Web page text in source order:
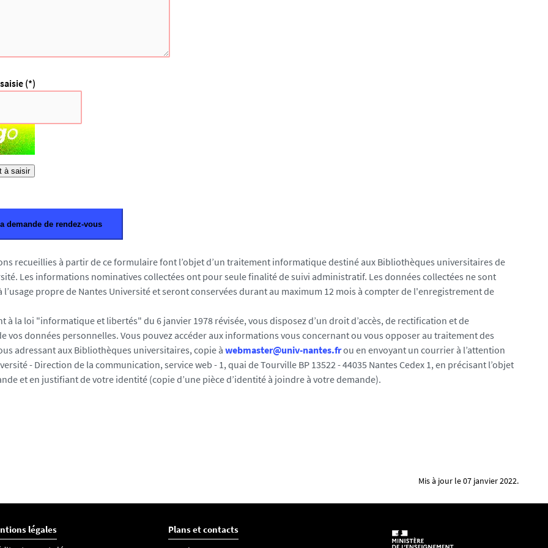
(*)
à saisir
recueillies à partir de ce formulaire font l’objet d’un traitement informatique destiné aux Bibliothèques universitaires de
Les informations nominatives collectées ont pour seule finalité de suivi administratif. Les données collectées ne sont
l’usage propre de Nantes Université et seront conservées durant au maximum 12 mois à compter de l'enregistrement de
à la loi "informatique et libertés" du 6 janvier 1978 révisée, vous disposez d’un droit d’accès, de rectification et de
vos données personnelles. Vous pouvez accéder aux informations vous concernant ou vous opposer au traitement des
adressant aux Bibliothèques universitaires, copie à webmaster@univ-nantes.frou en envoyant un courrier à l’attention
- Direction de la communication, service web - 1, quai de Tourville BP 13522 - 44035 Nantes Cedex 1, en précisant l’objet
et en justifiant de votre identité (copie d’une pièce d’identité à joindre à votre demande).
Mis à jour le 07 janvier 2022.
légales
Plans et contacts